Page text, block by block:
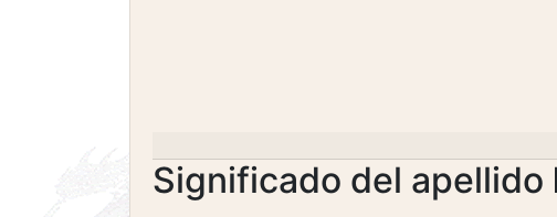
Significado del apellido